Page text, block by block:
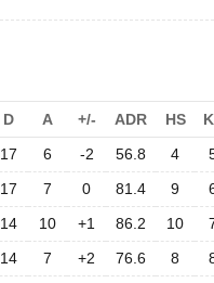
D A +/- ADR HS
17 6 -2 56.8 4
17 7 0 81.4 9
14 10 +1 86.2 10
14 7 +2 76.6 8